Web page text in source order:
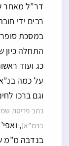
דר”ל מאחר
רבים ידי
במסכת
התחלה כיון
כג ועוד
על כמה
וגם ברכו
כתב פריסת
ברמ”א),
בנדבה מ”מ